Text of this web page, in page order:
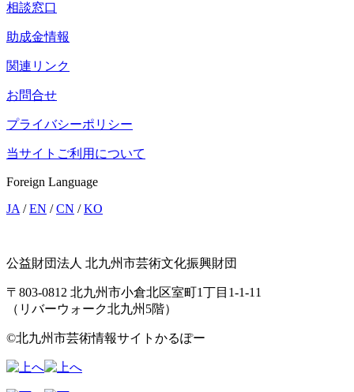
相談窓口
助成金情報
関連リンク
お問合せ
プライバシーポリシー
当サイトご利用について
Foreign Language
JA /EN /CN /KO
公益財団法人 北九州市芸術文化振興財団
〒803-0812 北九州市小倉北区室町1丁目1-1-11
（リバーウォーク北九州5階）
©北九州市芸術情報サイトかるぽー